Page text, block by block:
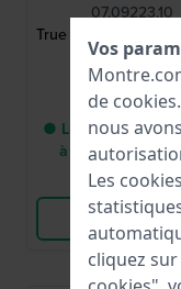
07.09223.10
True Square 19 mm
Caoutchouc
540,00 €
● Livraison entre
à 12 jours
Comparer
Voir les
Vos
de cookies
nous
Les
cliquez